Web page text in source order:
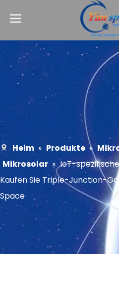
Heim » Produkte »
Mikrosolar » IoT-
Kaufen Sie Triple-Junction-
Space